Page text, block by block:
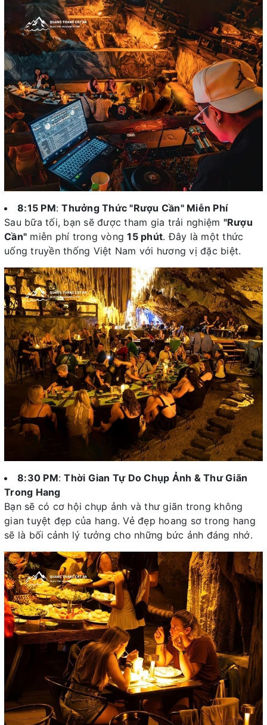
8:15 PM:Thưởng Thức "Rượu Cần" Miễn Phí
Sau bữa tối, bạn sẽ được tham gia trải nghiệm "Rượu
Cần" miễn phí trong vòng15 phút. Đây là một thức
uống truyền thống Việt Nam với hương vị đặc biệt.
8:30 PM:Thời Gian Tự Do Chụp Ảnh & Thư Giãn
Trong Hang
Bạn sẽ có cơ hội chụp ảnh và thư giãn trong không
gian tuyệt đẹp của hang. Vẻ đẹp hoang sơ trong hang
sẽ là bối cảnh lý tưởng cho những bức ảnh đáng nhớ.